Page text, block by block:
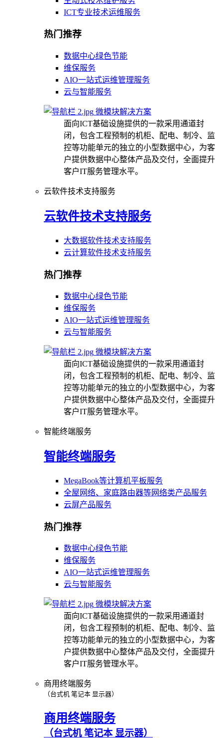
ICT专业技术运维服务
热门推荐
数据中心绿色节能
维保服务
AIO一站式运维管理服务
云与智能服务
微模块解决方案
面向ICT基础设施提供的一款采用通道封
闭，包含工程预制的机柜、配电、制冷、监
控等功能单元的独立的小型数据中心，为客
户提供数据中心整体产品及交付，全面提升
客户IT服务管理水平。
云软件技术支持服务
云软件技术支持服务
大数据软件技术支持服务
云计算软件技术支持服务
热门推荐
数据中心绿色节能
维保服务
AIO一站式运维管理服务
云与智能服务
微模块解决方案
面向ICT基础设施提供的一款采用通道封
闭，包含工程预制的机柜、配电、制冷、监
控等功能单元的独立的小型数据中心，为客
户提供数据中心整体产品及交付，全面提升
客户IT服务管理水平。
智能终端服务
智能终端服务
MegaBook等计算机平板服务
全屋网络、家庭路由器等网络类产品服务
云屏产品服务
热门推荐
数据中心绿色节能
维保服务
AIO一站式运维管理服务
云与智能服务
微模块解决方案
面向ICT基础设施提供的一款采用通道封
闭，包含工程预制的机柜、配电、制冷、监
控等功能单元的独立的小型数据中心，为客
户提供数据中心整体产品及交付，全面提升
客户IT服务管理水平。
商用终端服务
（台式机 笔记本 显示器）
商用终端服务
（台式机 笔记本 显示器）